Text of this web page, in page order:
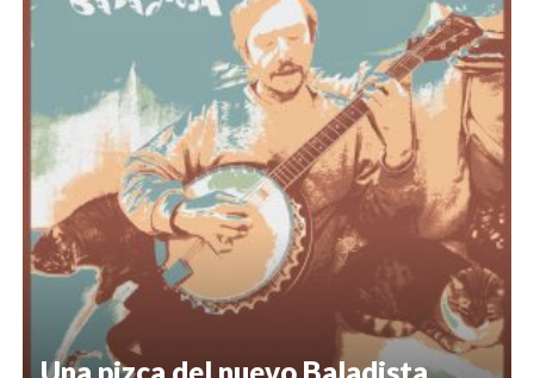
Una pizca del nuevo Baladista